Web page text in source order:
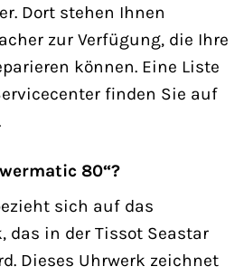
Dort stehen Ihnen
zur Verfügung, die Ihre
können. Eine Liste
finden Sie auf
80“?
sich auf das
das in der Tissot Seastar
Dieses Uhrwerk zeichnet